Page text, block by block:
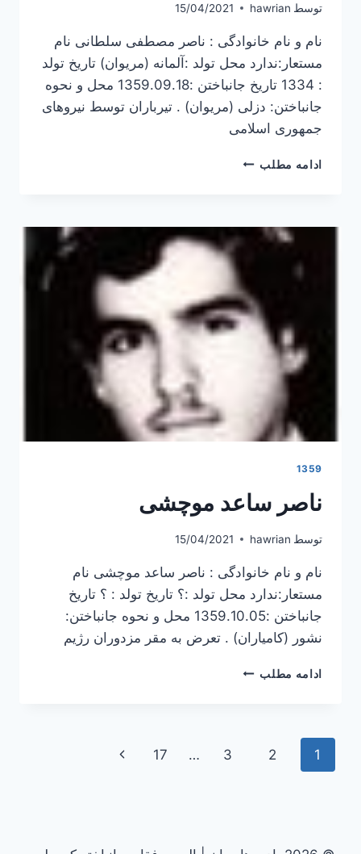
توسط hawrian
15/04/2021
نام و نام خانوادگی : ناصر مصطفی سلطانی نام
مستعار:ندارد محل تولد :آلمانه (مریوان) تاریخ تولد
: 1334 تاریخ جانباختن :1359.09.18 محل و نحوه
جانباختن: دزلی (مریوان) . تیرباران توسط نیروهای
جمهوری اسلامی
ادامه مطلب ناصر
1359
ناصر ساعد موچشی
توسط hawrian
15/04/2021
نام و نام خانوادگی : ناصر ساعد موچشی نام
مستعار:ندارد محل تولد :؟ تاریخ تولد : ؟ تاریخ
جانباختن :1359.10.05 محل و نحوه جانباختن:
نشور (کامیاران) . تعرض به مقر مزدوران رژیم
ادامه مطلب ناصر
پیمایش
1
2
3
…
17
برگۀ